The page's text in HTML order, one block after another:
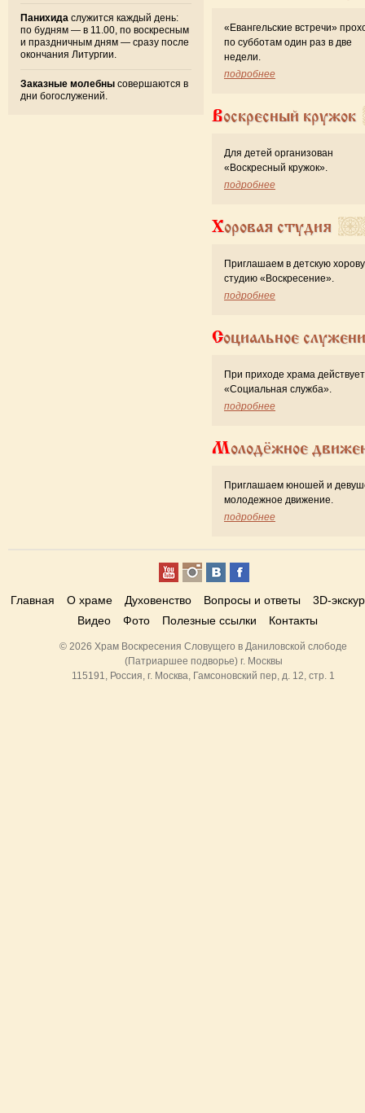
Панихида служится каждый день:
по будням — в 11.00, по воскресным
и праздничным дням — сразу после
окончания Литургии.
Заказные молебны совершаются в
дни богослужений.
«Евангельские встречи»
по субботам один раз в две
недели.
подробнее
Воскресный кружок
Для детей организован
«Воскресный кружок».
подробнее
Хоровая студия
Приглашаем в детскую
студию «Воскресение».
подробнее
Социальное
При приходе храма действует
«Cоциальная служба».
подробнее
Молодёжное
Приглашаем юношей и
молодежное движение.
подробнее
Главная О храме Духовенство Вопросы и ответы
3D-
Видео
Фото Полезные ссылки Контакты
© 2026 Храм Воскресения Словущего в Даниловской слободе
(Патриаршее подворье) г. Москвы
115191, Россия, г. Москва, Гамсоновский пер, д. 12, стр. 1